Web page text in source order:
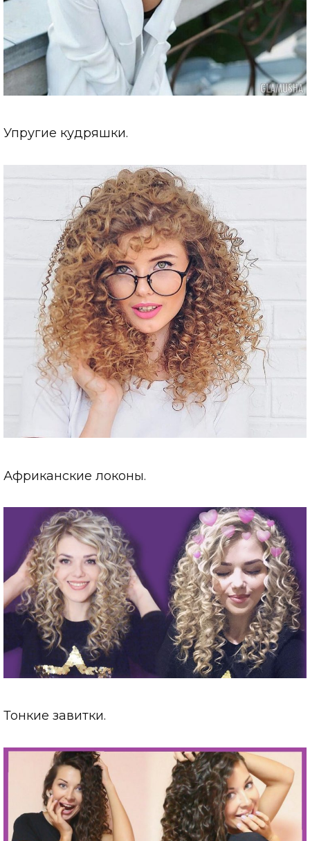
Упругие кудряшки.
Африканские локоны.
Тонкие завитки.